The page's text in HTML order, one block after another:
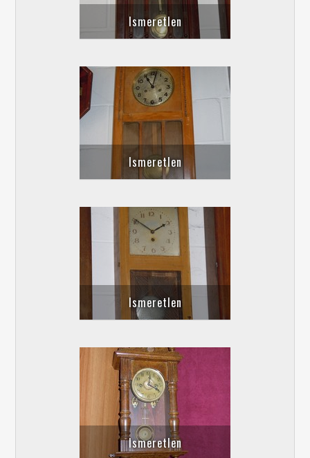
Ismeretlen
Ismeretlen
Ismeretlen
Ismeretlen